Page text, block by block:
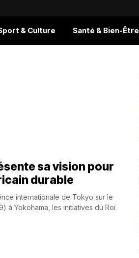
& Culture Santé & Bien-Être
sa vision pour
durable
internationale de Tokyo sur le
à Yokohama, les initiatives du Roi